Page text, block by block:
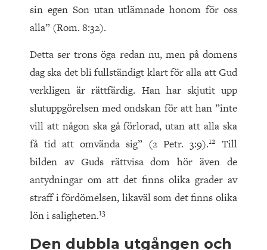
sin egen Son utan utlämnade honom för oss
alla” (Rom. 8:32).
Detta ser trons öga redan nu, men på domens
dag ska det bli fullständigt klart för alla att Gud
verkligen är rättfärdig. Han har skjutit upp
slutuppgörelsen med ondskan för att han ”inte
vill att någon ska gå förlorad, utan att alla ska
få tid att omvända sig” (2 Petr. 3:9).12 Till
bilden av Guds rättvisa dom hör även de
antydningar om att det finns olika grader av
straff i fördömelsen, likaväl som det finns olika
lön i saligheten.13
Den dubbla utgången och